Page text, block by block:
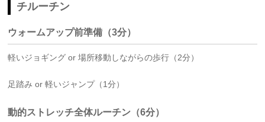
チルーチン
ウォームアップ前準備（3分）
軽いジョギング or 場所移動しながらの歩行（2分）
足踏み or 軽いジャンプ（1分）
動的ストレッチ全体ルーチン（6分）